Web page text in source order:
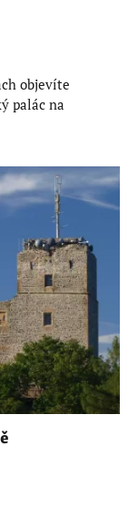
objevíte
palác na